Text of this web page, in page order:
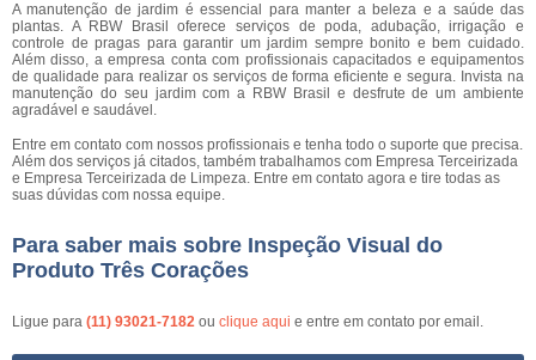
A manutenção de jardim é essencial para manter a beleza e a saúde das
plantas. A RBW Brasil oferece serviços de poda, adubação, irrigação e
controle de pragas para garantir um jardim sempre bonito e bem cuidado.
Além disso, a empresa conta com profissionais capacitados e equipamentos
de qualidade para realizar os serviços de forma eficiente e segura. Invista na
manutenção do seu jardim com a RBW Brasil e desfrute de um ambiente
agradável e saudável.
Entre em contato com nossos profissionais e tenha todo o suporte que precisa.
Além dos serviços já citados, também trabalhamos com Empresa Terceirizada
e Empresa Terceirizada de Limpeza. Entre em contato agora e tire todas as
suas dúvidas com nossa equipe.
Para saber mais sobre Inspeção Visual do
Produto Três Corações
Ligue para (11) 93021-7182 ou clique aqui e entre em contato por email.